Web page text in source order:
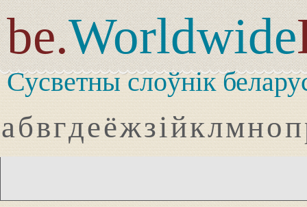
be.Worldwide
Сусветны слоўнік
абвгдеёжзійклмноп